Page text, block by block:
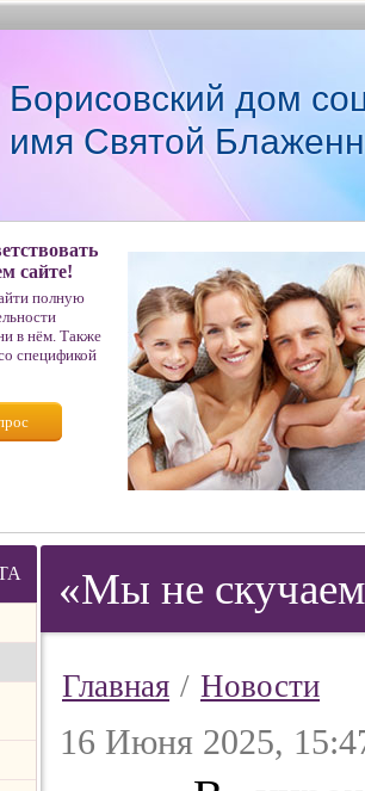
Борисовский дом
имя Святой
сайте!
полную
в нём. Также
спецификой
«Мы не
Главная / Новости
16 Июня 2025,